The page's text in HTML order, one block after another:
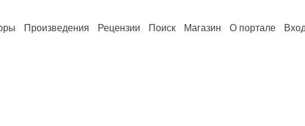
Произведения Рецензии Поиск Магазин О портале